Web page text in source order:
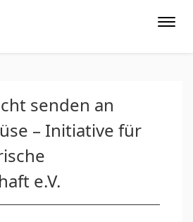
senden an
– Initiative für
e.V.